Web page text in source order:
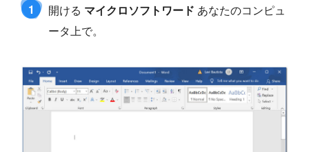
1 開ける マイクロソフトワード あなたのコンピュ
ータ上で。